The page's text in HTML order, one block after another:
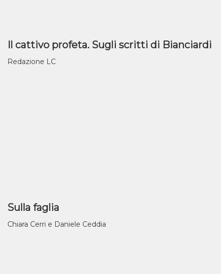
Il cattivo profeta. Sugli scritti di Bianciardi
Redazione LC
Sulla faglia
Chiara Cerri e Daniele Ceddia